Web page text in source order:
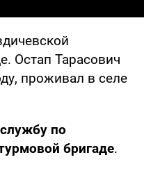
Остап Тарасович
проживал в селе
по
бригаде.